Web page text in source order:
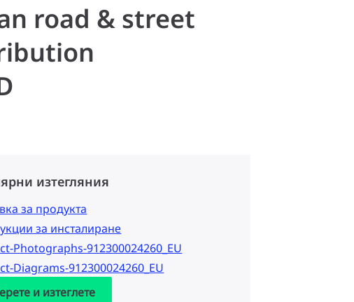
road & street
изтегляния
за продукта
за инсталиране
Photographs-912300024260_EU
Diagrams-912300024260_EU
и изтеглете